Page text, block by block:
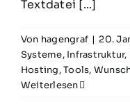
Textdatei [...]
Von hagengraf | 20.
Systeme, Infrastruktur,
Hosting,Tools,
Weiterlesen